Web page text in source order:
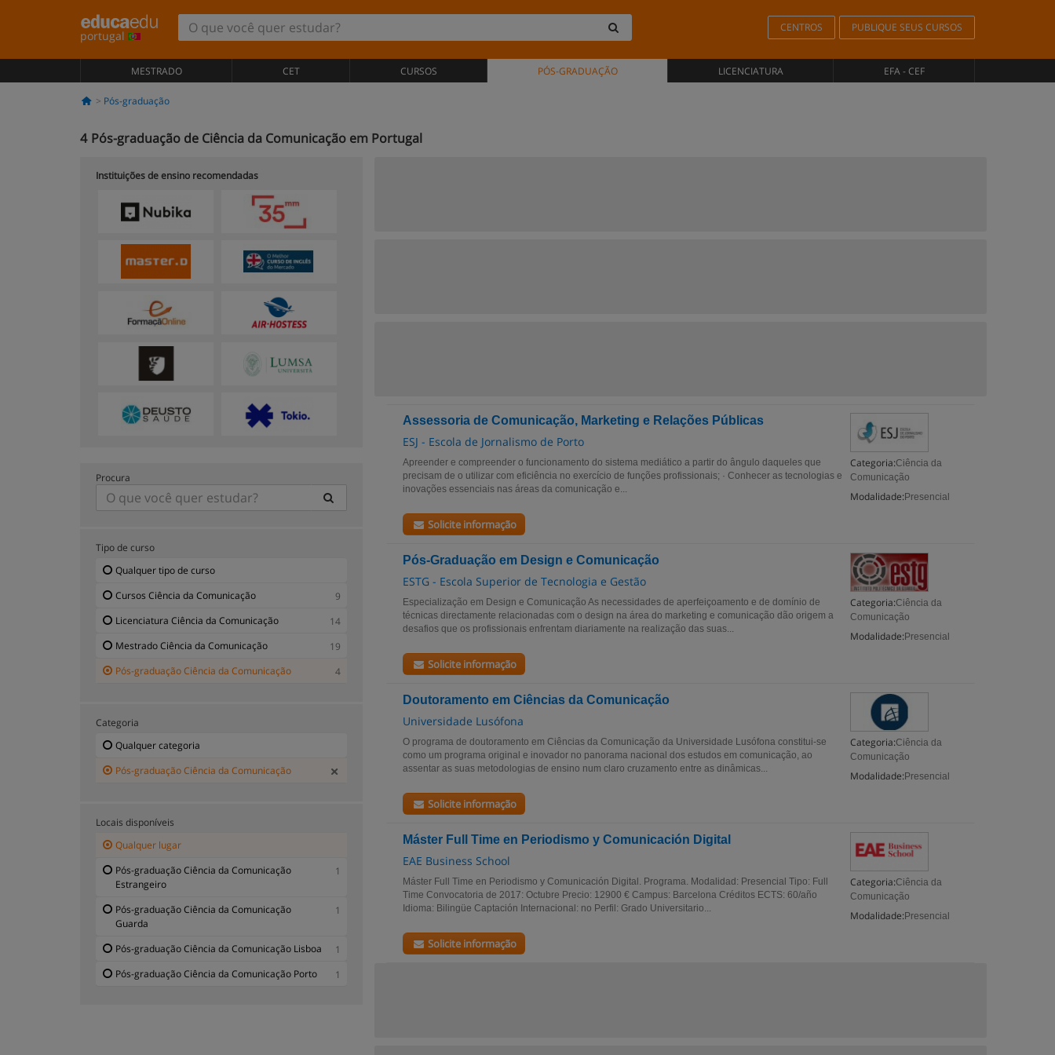
portugal
CENTROS PUBLIQUE SEUS CURSOS
MESTRADO CET CURSOS PÓS-GRADUAÇÃO LICENCIATURA EFA - CEF
Pós-graduação
4 Pós-graduação de Ciência da Comunicação em Portugal
Assessoria de Comunicação, Marketing e Relações Públicas
ESJ - Escola de Jornalismo de Porto
Categoria:Ciência da
Comunicação
Modalidade: Presencial
Apreender e compreender o funcionamento do sistema mediático a partir do ângulo daqueles que
precisam de o utilizar com eficiência no exercício de funções profissionais; · Conhecer as tecnologias e
inovações essenciais nas áreas da comunicação e...
Solicite informação
Pós-Graduação em Design e Comunicação
ESTG - Escola Superior de Tecnologia e Gestão
Categoria:Ciência da
Comunicação
Modalidade: Presencial
Especialização em Design e Comunicação As necessidades de aperfeiçoamento e de domínio de
técnicas directamente relacionadas com o design na área do marketing e comunicação dão origem a
desafios que os profissionais enfrentam diariamente na realização das suas...
Solicite informação
Doutoramento em Ciências da Comunicação
Universidade Lusófona
Categoria:Ciência da
Comunicação
Modalidade: Presencial
O programa de doutoramento em Ciências da Comunicação da Universidade Lusófona constitui-se
como um programa original e inovador no panorama nacional dos estudos em comunicação, ao
assentar as suas metodologias de ensino num claro cruzamento entre as dinâmicas...
Solicite informação
Máster Full Time en Periodismo y Comunicación Digital
EAE Business School
Categoria:Ciência da
Comunicação
Modalidade: Presencial
Máster Full Time en Periodismo y Comunicación Digital. Programa. Modalidad: Presencial Tipo: Full
Time Convocatoria de 2017: Octubre Precio: 12900 € Campus: Barcelona Créditos ECTS: 60/año
Idioma: Bilingüe Captación Internacional: no Perfil: Grado Universitario...
Solicite informação
Instituições de ensino recomendadas
Procura
Tipo de curso
Qualquer tipo de curso
Cursos Ciência da Comunicação
9
Licenciatura Ciência da Comunicação
14
Mestrado Ciência da Comunicação
19
Pós-graduação Ciência da Comunicação
4
Categoria
Qualquer categoria
Pós-graduação Ciência da Comunicação
Locais disponíveis
Qualquer lugar
Pós-graduação Ciência da Comunicação
Estrangeiro
1
Pós-graduação Ciência da Comunicação
Guarda
1
Pós-graduação Ciência da Comunicação Lisboa
1
Pós-graduação Ciência da Comunicação Porto
1